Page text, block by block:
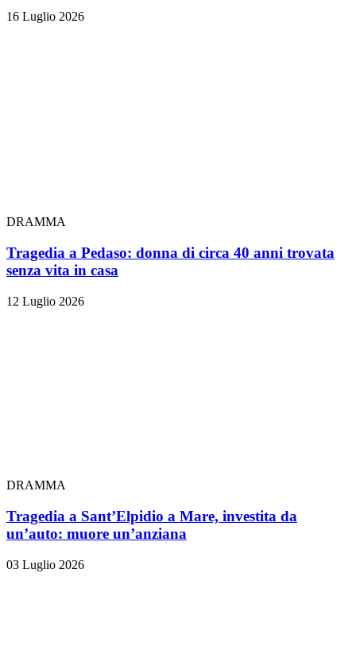
16 Luglio 2026
DRAMMA
Tragedia a Pedaso: donna di circa 40 anni trovata
senza vita in casa
12 Luglio 2026
DRAMMA
Tragedia a Sant’Elpidio a Mare, investita da
un’auto: muore un’anziana
03 Luglio 2026